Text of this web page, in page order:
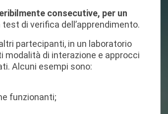
consecutive, per un
di verifica dell’apprendimento.
partecipanti, in un laboratorio
di interazione e approcci
Alcuni esempi sono:
funzionanti;